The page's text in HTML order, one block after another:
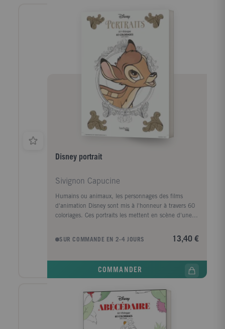
Disney portrait
Sivignon Capucine
Humains ou animaux, les personnages des films
d'animation Disney sont mis à l'honneur à travers 60
coloriages. Ces portraits les mettent en scène d'une
Hercule, Clochette, Alice, Figaro, Merlin... petits,
SUR COMMANDE EN 2-4 JOURS 13,40 €
COMMANDER